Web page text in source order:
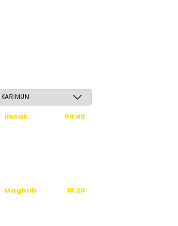
Imsak
04:40
Maghrib
18:20